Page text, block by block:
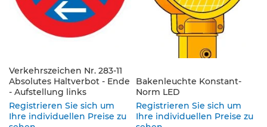
e
n
L
i
t
Verkehrszeichen Nr. 283-11
Absolutes Haltverbot - Ende
- Aufstellung links
Registrieren Sie sich um
Ihre individuellen Preise zu
Bakenleuchte Konstant-
Norm LED
Registrieren Sie sich um
Ihre individuellen Preise zu